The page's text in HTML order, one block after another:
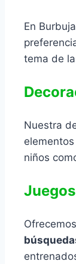
En
tema de
Nuestra
niños